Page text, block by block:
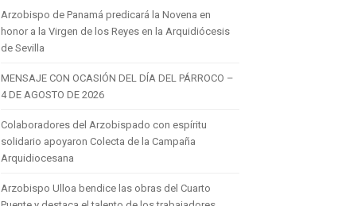
Arzobispo de Panamá predicará la Novena en
honor a la Virgen de los Reyes en la Arquidiócesis
de Sevilla
MENSAJE CON OCASIÓN DEL DÍA DEL PÁRROCO –
4 DE AGOSTO DE 2026
Colaboradores del Arzobispado con espíritu
solidario apoyaron Colecta de la Campaña
Arquidiocesana
Arzobispo Ulloa bendice las obras del Cuarto